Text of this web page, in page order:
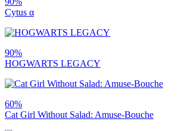
Cytus α
90%
HOGWARTS LEGACY
60%
Cat Girl Without Salad: Amuse​-​Bouche